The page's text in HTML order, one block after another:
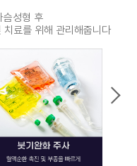
슴성형 후
료를 위해 관리해줍니다